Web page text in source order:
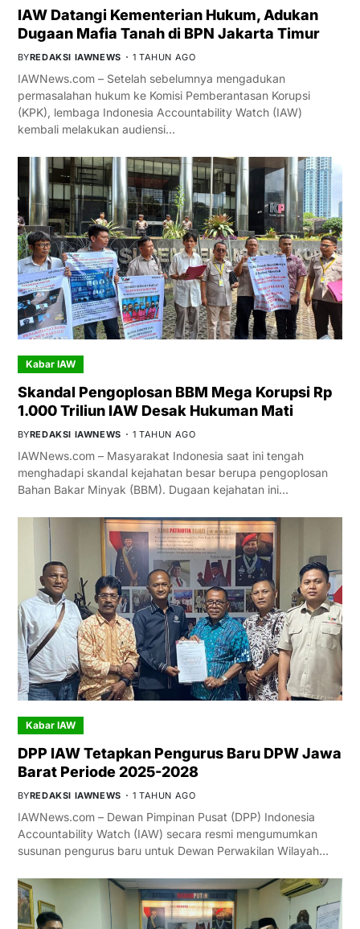
IAW Datangi Kementerian Hukum, Adukan
Dugaan Mafia Tanah di BPN Jakarta Timur
BYREDAKSI IAWNEWS 1 TAHUN AGO
IAWNews.com – Setelah sebelumnya mengadukan
permasalahan hukum ke Komisi Pemberantasan Korupsi
(KPK), lembaga Indonesia Accountability Watch (IAW)
kembali melakukan audiensi…
Kabar IAW
Skandal Pengoplosan BBM Mega Korupsi Rp
1.000 Triliun IAW Desak Hukuman Mati
BYREDAKSI IAWNEWS 1 TAHUN AGO
IAWNews.com – Masyarakat Indonesia saat ini tengah
menghadapi skandal kejahatan besar berupa pengoplosan
Bahan Bakar Minyak (BBM). Dugaan kejahatan ini…
Kabar IAW
DPP IAW Tetapkan Pengurus Baru DPW Jawa
Barat Periode 2025-2028
BYREDAKSI IAWNEWS 1 TAHUN AGO
IAWNews.com – Dewan Pimpinan Pusat (DPP) Indonesia
Accountability Watch (IAW) secara resmi mengumumkan
susunan pengurus baru untuk Dewan Perwakilan Wilayah…